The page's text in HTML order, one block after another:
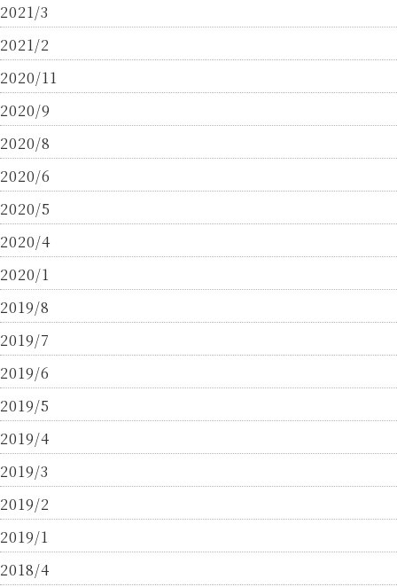
2021/3
2021/2
2020/11
2020/9
2020/8
2020/6
2020/5
2020/4
2020/1
2019/8
2019/7
2019/6
2019/5
2019/4
2019/3
2019/2
2019/1
2018/4